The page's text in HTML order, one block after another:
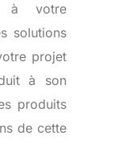
à votre
solutions
projet
à son
produits
de cette